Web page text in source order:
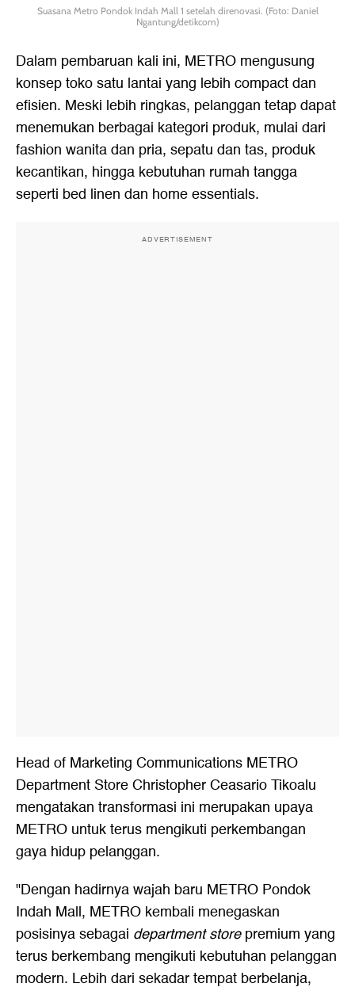
Suasana Metro Pondok Indah Mall 1 setelah direnovasi. (Foto: Daniel
Ngantung/detikcom)
Dalam pembaruan kali ini, METRO mengusung
konsep toko satu lantai yang lebih compact dan
efisien. Meski lebih ringkas, pelanggan tetap dapat
menemukan berbagai kategori produk, mulai dari
fashion wanita dan pria, sepatu dan tas, produk
kecantikan, hingga kebutuhan rumah tangga
seperti bed linen dan home essentials.
ADVERTISEMENT
Head of Marketing Communications METRO
Department Store Christopher Ceasario Tikoalu
mengatakan transformasi ini merupakan upaya
METRO untuk terus mengikuti perkembangan
gaya hidup pelanggan.
"Dengan hadirnya wajah baru METRO Pondok
Indah Mall, METRO kembali menegaskan
posisinya sebagai department storepremium yang
terus berkembang mengikuti kebutuhan pelanggan
modern. Lebih dari sekadar tempat berbelanja,